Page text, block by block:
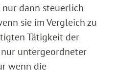
dann steuerlich
sie im Vergleich zu
Tätigkeit der
untergeordneter
wenn die